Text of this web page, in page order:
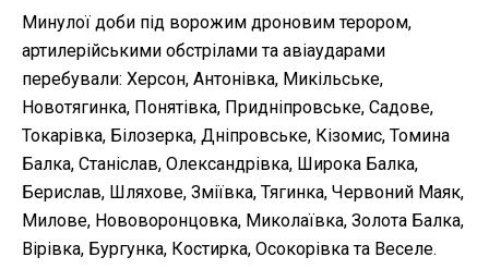
Минулої доби під ворожим дроновим терором,
артилерійськими обстрілами та авіаударами
перебували: Херсон, Антонівка, Микільське,
Новотягинка, Понятівка, Придніпровське, Садове,
Токарівка, Білозерка, Дніпровське, Кізомис, Томина
Балка, Станіслав, Олександрівка, Широка Балка,
Берислав, Шляхове, Зміївка, Тягинка, Червоний Маяк,
Милове, Нововоронцовка, Миколаївка, Золота Балка,
Вірівка, Бургунка, Костирка, Осокорівка та Веселе.